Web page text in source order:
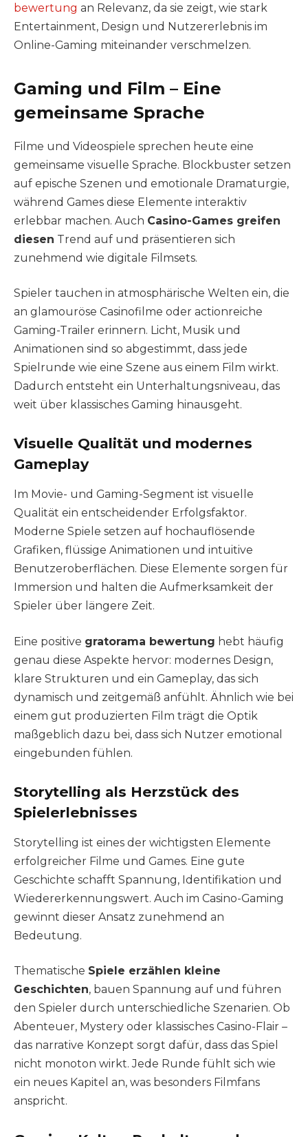
bewertung an Relevanz, da sie zeigt, wie stark
Entertainment, Design und Nutzererlebnis im
Online-Gaming miteinander verschmelzen.
Gaming und Film – Eine
gemeinsame Sprache
Filme und Videospiele sprechen heute eine
gemeinsame visuelle Sprache. Blockbuster setzen
auf epische Szenen und emotionale Dramaturgie,
während Games diese Elemente interaktiv
erlebbar machen. Auch Casino-Games greifen
diesen Trend auf und präsentieren sich
zunehmend wie digitale Filmsets.
Spieler tauchen in atmosphärische Welten ein, die
an glamouröse Casinofilme oder actionreiche
Gaming-Trailer erinnern. Licht, Musik und
Animationen sind so abgestimmt, dass jede
Spielrunde wie eine Szene aus einem Film wirkt.
Dadurch entsteht ein Unterhaltungsniveau, das
weit über klassisches Gaming hinausgeht.
Visuelle Qualität und modernes
Gameplay
Im Movie- und Gaming-Segment ist visuelle
Qualität ein entscheidender Erfolgsfaktor.
Moderne Spiele setzen auf hochauflösende
Grafiken, flüssige Animationen und intuitive
Benutzeroberflächen. Diese Elemente sorgen für
Immersion und halten die Aufmerksamkeit der
Spieler über längere Zeit.
Eine positive gratorama bewertung hebt häufig
genau diese Aspekte hervor: modernes Design,
klare Strukturen und ein Gameplay, das sich
dynamisch und zeitgemäß anfühlt. Ähnlich wie bei
einem gut produzierten Film trägt die Optik
maßgeblich dazu bei, dass sich Nutzer emotional
eingebunden fühlen.
Storytelling als Herzstück des
Spielerlebnisses
Storytelling ist eines der wichtigsten Elemente
erfolgreicher Filme und Games. Eine gute
Geschichte schafft Spannung, Identifikation und
Wiedererkennungswert. Auch im Casino-Gaming
gewinnt dieser Ansatz zunehmend an
Bedeutung.
Thematische Spiele erzählen kleine
Geschichten, bauen Spannung auf und führen
den Spieler durch unterschiedliche Szenarien. Ob
Abenteuer, Mystery oder klassisches Casino-Flair –
das narrative Konzept sorgt dafür, dass das Spiel
nicht monoton wirkt. Jede Runde fühlt sich wie
ein neues Kapitel an, was besonders Filmfans
anspricht.